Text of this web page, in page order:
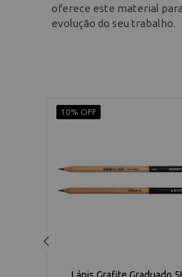
oferece este material
evolução do seu trabalho.
10% OFF
Lápis Grafite Graduado